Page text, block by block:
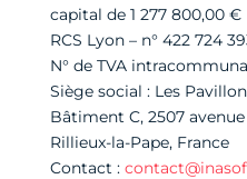
capital de 1 277 800,00 €
RCS Lyon – n° 422 724
N° de TVA
Siège social : Les
Bâtiment C, 2507
Rillieux-la-Pape, France
Contact :